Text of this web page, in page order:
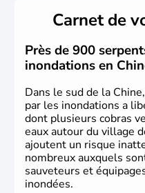
dynasties. La dynastie
jusqu'aux guerres de
constituée comme nation
en 1945. Illustre pays
gardistes, la Chine a été
de l'imprimerie à
la poudre à canon.
Carnet de
Près de 900
inondations en
Dans le sud de la
par les inondations a
dont plusieurs cobras
eaux autour du village
ajoutent un risque
nombreux auxquels
sauveteurs et
inondées.